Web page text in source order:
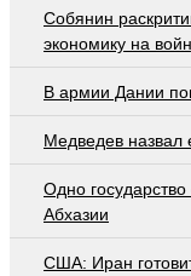
Собянин
экономику на
В армии Дании
Медведев назвал
Одно
Абхазии
США: Иран